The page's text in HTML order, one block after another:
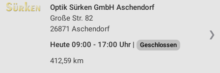
❯
Optik Sürken GmbH Aschendorf
Große Str. 82
26871 Aschendorf
Heute 09:00 - 17:00 Uhr |
Geschlossen
412,59 km